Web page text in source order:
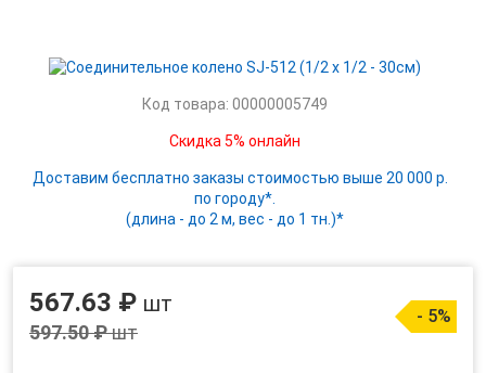
Код товара: 00000005749
Скидка 5% онлайн
Доставим бесплатно заказы стоимостью выше 20 000 р.
по городу*.
(длина - до 2 м, вес - до 1 тн.)*
567.63 ₽ шт
597.50 ₽шт
- 5%